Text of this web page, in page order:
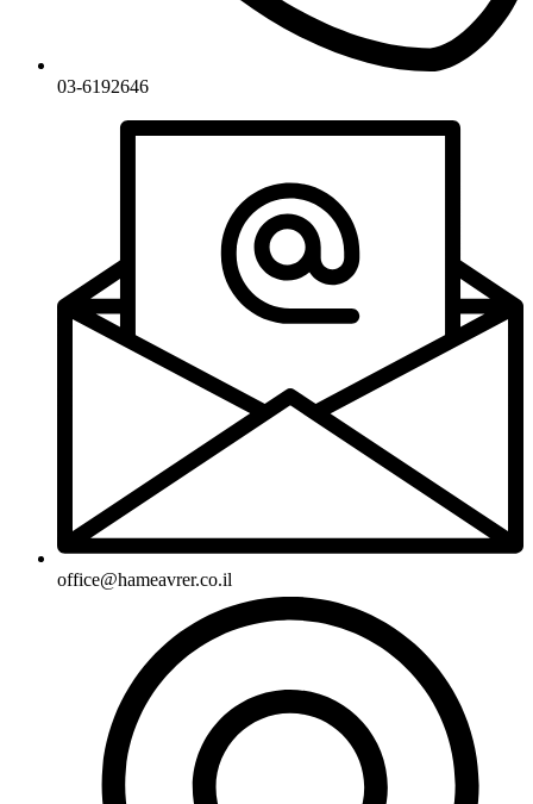
03-6192646
office@hameavrer.co.il